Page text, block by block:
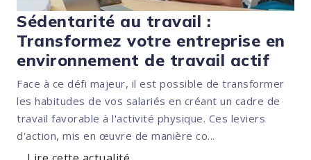
Sédentarité au travail :
Transformez votre entreprise en
environnement de travail actif
Face à ce défi majeur, il est possible de transformer
les habitudes de vos salariés en créant un cadre de
travail favorable à l'activité physique. Ces leviers
d'action, mis en œuvre de manière co...